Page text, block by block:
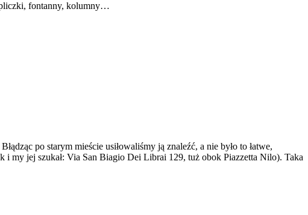
fontanny, kolumny…
po starym mieście usiłowaliśmy ją znaleźć, a nie było to łatwe,
i my jej szukał: Via San Biagio Dei Librai 129, tuż obok Piazzetta Nilo). Taka